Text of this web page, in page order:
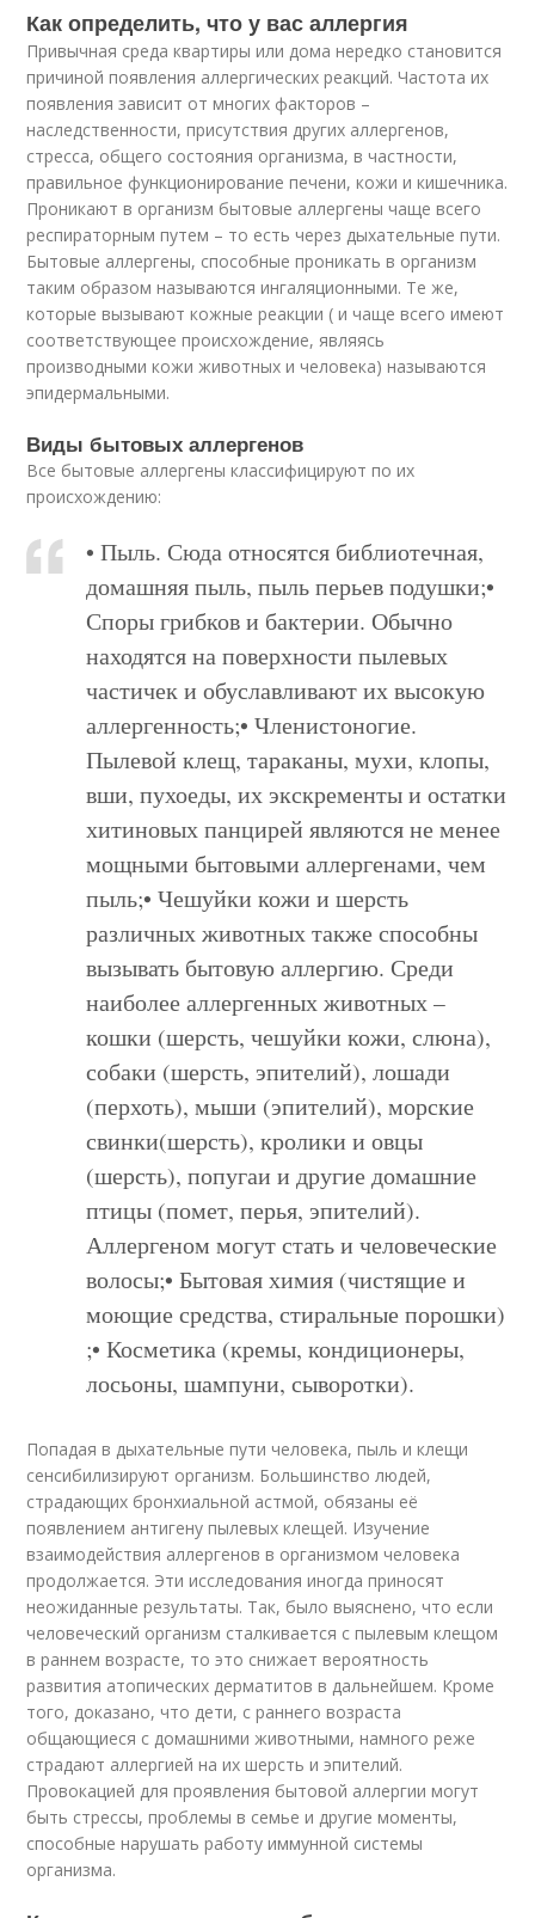
Как определить, что у вас аллергия
Привычная среда квартиры или дома нередко становится
причиной появления аллергических реакций. Частота их
появления зависит от многих факторов –
наследственности, присутствия других аллергенов,
стресса, общего состояния организма, в частности,
правильное функционирование печени, кожи и кишечника.
Проникают в организм бытовые аллергены чаще всего
респираторным путем – то есть через дыхательные пути.
Бытовые аллергены, способные проникать в организм
таким образом называются ингаляционными. Те же,
которые вызывают кожные реакции ( и чаще всего имеют
соответствующее происхождение, являясь
производными кожи животных и человека) называются
эпидермальными.
Виды бытовых аллергенов
Все бытовые аллергены классифицируют по их
происхождению:
• Пыль. Сюда относятся библиотечная,
домашняя пыль, пыль перьев подушки;•
Споры грибков и бактерии. Обычно
находятся на поверхности пылевых
частичек и обуславливают их высокую
аллергенность;• Членистоногие.
Пылевой клещ, тараканы, мухи, клопы,
вши, пухоеды, их экскременты и остатки
хитиновых панцирей являются не менее
мощными бытовыми аллергенами, чем
пыль;• Чешуйки кожи и шерсть
различных животных также способны
вызывать бытовую аллергию. Среди
наиболее аллергенных животных –
кошки (шерсть, чешуйки кожи, слюна),
собаки (шерсть, эпителий), лошади
(перхоть), мыши (эпителий), морские
свинки(шерсть), кролики и овцы
(шерсть), попугаи и другие домашние
птицы (помет, перья, эпителий).
Аллергеном могут стать и человеческие
волосы;• Бытовая химия (чистящие и
моющие средства, стиральные порошки)
;• Косметика (кремы, кондиционеры,
лосьоны, шампуни, сыворотки).
Попадая в дыхательные пути человека, пыль и клещи
сенсибилизируют организм. Большинство людей,
страдающих бронхиальной астмой, обязаны её
появлением антигену пылевых клещей. Изучение
взаимодействия аллергенов в организмом человека
продолжается. Эти исследования иногда приносят
неожиданные результаты. Так, было выяснено, что если
человеческий организм сталкивается с пылевым клещом
в раннем возрасте, то это снижает вероятность
развития атопических дерматитов в дальнейшем. Кроме
того, доказано, что дети, с раннего возраста
общающиеся с домашними животными, намного реже
страдают аллергией на их шерсть и эпителий.
Провокацией для проявления бытовой аллергии могут
быть стрессы, проблемы в семье и другие моменты,
способные нарушать работу иммунной системы
организма.